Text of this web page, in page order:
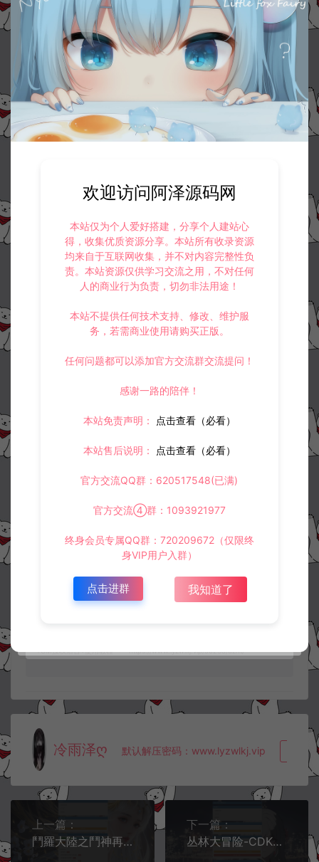
此资源下载价格为 100 星钻，请先 登录
收藏 (0) 打赏 点赞 (
本站资源售价只是赞助，收取费用仅维持本站的日常运营所需。
使用。
如果本站有侵犯、不妥之处的资源，请在网站右边客服联系我们。
本站提供的所有资源仅供参考学习使用，不存在任何商业目的与商
业用途，请大家不要用于商用！
侵权联系邮箱：32838727@qq.com
+GM授权后台+使用教程 https://www.lyzwlkj.vip/56238/dzht/
冷雨泽ღ 默认解压密码：www.lyzwlkj.vip 复
上一篇：
鬥羅大陸之鬥神再臨-第四代CDK游戏账号授权后台+GM授权后台+使用教程
下一篇：
丛林大冒险-CDK账号授权后台+GM授权后台+使用教程
欢迎访问阿泽源码网
本站仅为个人爱好搭建，分享个人建站心
得，收集优质资源分享。本站所有收录资源
均来自于互联网收集，并不对内容完整性负
责。本站资源仅供学习交流之用，不对任何
人的商业行为负责，切勿非法用途！
本站不提供任何技术支持、修改、维护服
务，若需商业使用请购买正版。
任何问题都可以添加官方交流群交流提问！
感谢一路的陪伴！
本站免责声明： 点击查看（必看）
本站售后说明： 点击查看（必看）
官方交流QQ群：620517548(已满)
官方交流④群：1093921977
终身会员专属QQ群：720209672（仅限终
身VIP用户入群）
点击进群 我知道了